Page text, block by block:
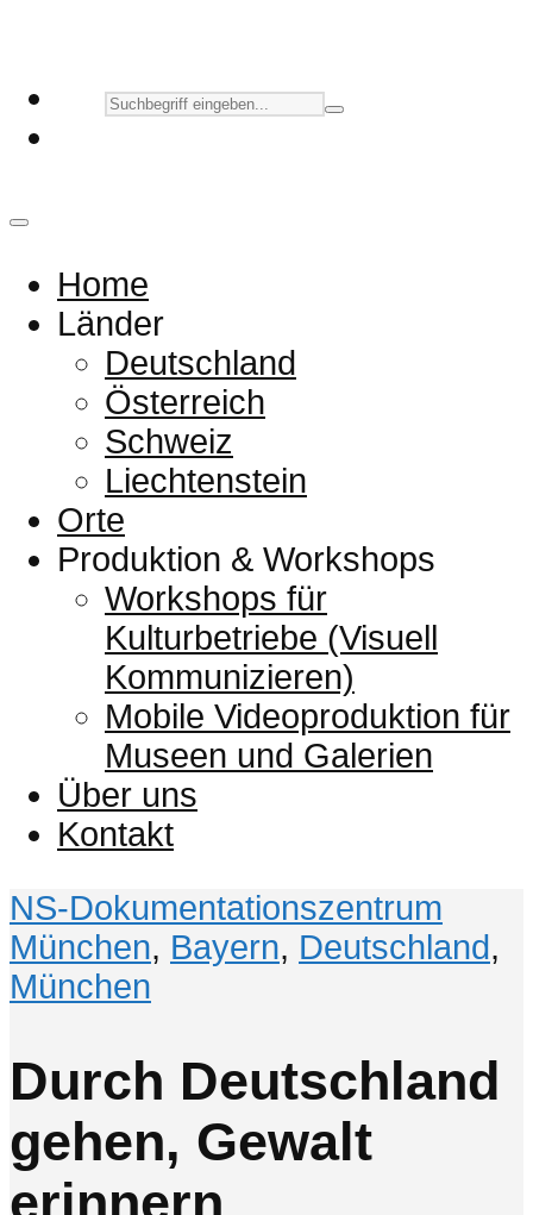
Home
Länder
Deutschland
Österreich
Schweiz
Liechtenstein
Orte
Produktion & Workshops
Workshops für
Kulturbetriebe (Visuell
Kommunizieren)
Mobile Videoproduktion für
Museen und Galerien
Über uns
Kontakt
NS-Dokumentationszentrum
München, Bayern, Deutschland,
München
Durch Deutschland
gehen, Gewalt
erinnern